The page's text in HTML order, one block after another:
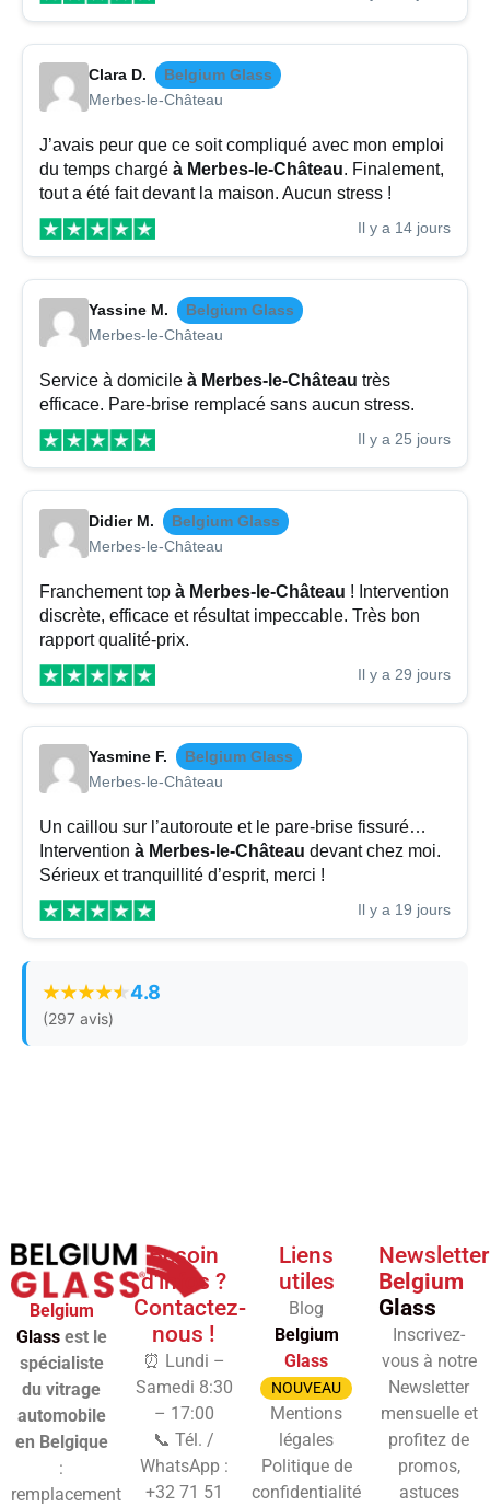
Clara D.
Belgium Glass
Merbes-le-Château
J’avais peur que ce soit compliqué avec mon emploi
du temps chargé à Merbes-le-Château. Finalement,
tout a été fait devant la maison. Aucun stress !
Il y a 14 jours
Yassine M.
Belgium Glass
Merbes-le-Château
Service à domicile à Merbes-le-Château très
efficace. Pare-brise remplacé sans aucun stress.
Il y a 25 jours
Didier M.
Belgium Glass
Merbes-le-Château
Franchement top à Merbes-le-Château ! Intervention
discrète, efficace et résultat impeccable. Très bon
rapport qualité-prix.
Il y a 29 jours
Yasmine F.
Belgium Glass
Merbes-le-Château
Un caillou sur l’autoroute et le pare-brise fissuré…
Intervention à Merbes-le-Château devant chez moi.
Sérieux et tranquillité d’esprit, merci !
Il y a 19 jours
4.8
(297 avis)
Belgium
Glassest le
spécialiste
du vitrage
automobile
en Belgique
:
remplacement
Besoin
d'infos ?
Contactez-
nous !
⏰ Lundi –
Samedi 8:30
– 17:00
📞 Tél. /
WhatsApp :
+32 71 51
Liens
utiles
Blog
Belgium
Glass
NOUVEAU
Mentions
légales
Politique de
confidentialité
Newsletter
Belgium
Glass
Inscrivez-
vous à notre
Newsletter
mensuelle et
profitez de
promos,
astuces